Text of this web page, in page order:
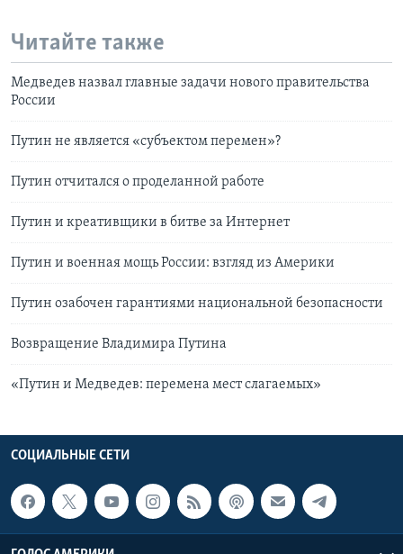
Читайте также
Медведев назвал главные задачи нового правительства
России
Путин не является «субъектом перемен»?
Путин отчитался о проделанной работе
Путин и креативщики в битве за Интернет
Путин и военная мощь России: взгляд из Америки
Путин озабочен гарантиями национальной безопасности
Возвращение Владимира Путина
«Путин и Медведев: перемена мест слагаемых»
СОЦИАЛЬНЫЕ СЕТИ